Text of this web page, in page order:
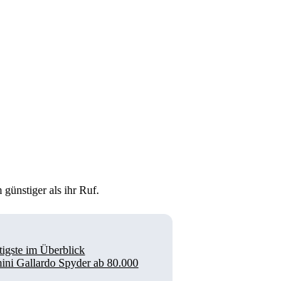
im Überblick
Gallardo Spyder ab 80.000
günstiger als ihr Ruf.